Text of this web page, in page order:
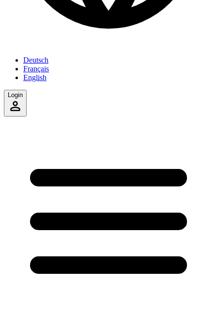
Deutsch
Français
English
Login